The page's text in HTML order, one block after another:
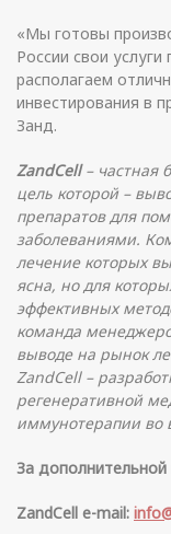
«Мы готовы
России свои
располагаем
инвестирования в
Занд.
ZandCell– частная
цель которой –
препаратов для
заболеваниями.
лечение которых
ясна, но для
эффективных
команда
выводе на рынок
ZandCell–
регенеративной
иммунотерапии во
За
ZandCell e-mail: